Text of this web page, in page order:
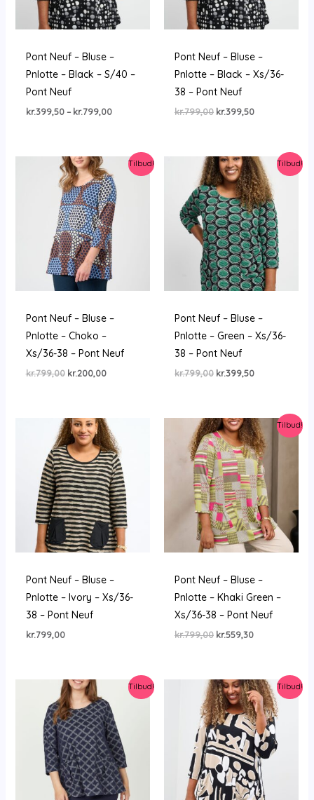
Pont Neuf – Bluse –
Pnlotte – Black – S/40 –
Pont Neuf
kr.399,50 – kr.799,00Prisinterval:
Pont Neuf – Bluse –
Pnlotte – Black – Xs/36-
38 – Pont Neuf
kr.799,00 Den
kr.799,00.
kr.399,50Den
kr.399,50.
Tilbud!
Pont Neuf – Bluse –
Pnlotte – Choko –
Xs/36-38 – Pont Neuf
kr.799,00 Den
kr.799,00.
kr.200,00Den
kr.200,00.
Tilbud!
Pont Neuf – Bluse –
Pnlotte – Green – Xs/36-
38 – Pont Neuf
kr.799,00 Den
kr.799,00.
kr.399,50Den
kr.399,50.
Pont Neuf – Bluse –
Pnlotte – Ivory – Xs/36-
38 – Pont Neuf
kr.799,00
Tilbud!
Pont Neuf – Bluse –
Pnlotte – Khaki Green –
Xs/36-38 – Pont Neuf
kr.799,00 Den
kr.799,00.
kr.559,30Den
kr.559,30.
Tilbud! Tilbud!